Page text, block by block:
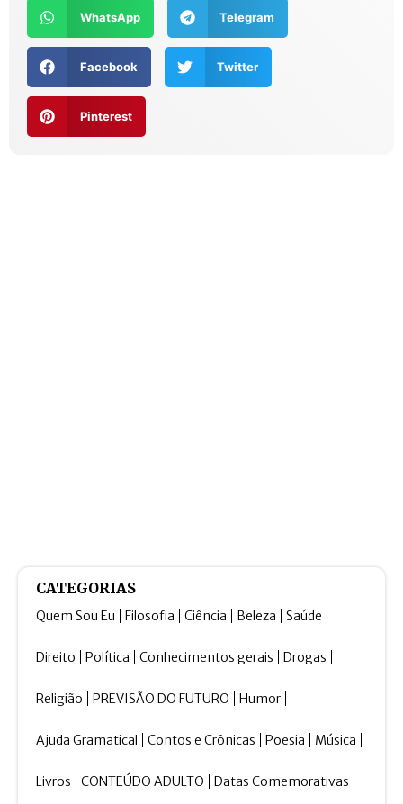
WhatsApp Telegram
Facebook Twitter
Pinterest
CATEGORIAS
Quem Sou Eu Filosofia Ciência Beleza Saúde
Direito Política Conhecimentos gerais Drogas
Religião PREVISÃO DO FUTURO Humor
Ajuda Gramatical Contos e Crônicas Poesia Música
Livros CONTEÚDO ADULTO Datas Comemorativas